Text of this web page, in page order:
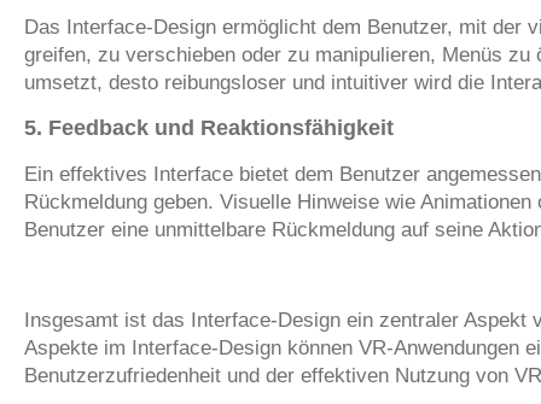
Das Interface-Design ermöglicht dem Benutzer, mit der
greifen, zu verschieben oder zu manipulieren, Menüs
umsetzt, desto reibungsloser und intuitiver wird die
5. Feedback und Reaktionsfähigkeit
Ein effektives Interface bietet dem Benutzer
Rückmeldung geben. Visuelle Hinweise wie
Benutzer eine unmittelbare Rückmeldung auf seine
Insgesamt ist das Interface-Design ein zentraler Aspekt
Aspekte im Interface-Design können VR-Anwendungen
Benutzerzufriedenheit und der effektiven Nutzung von